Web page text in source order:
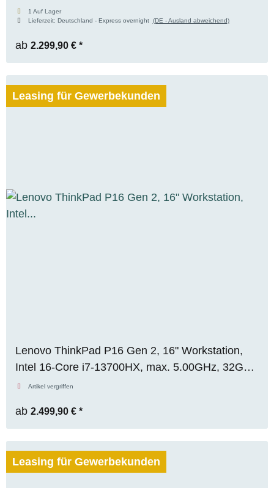
RAM, 512GB M.2 SSD, Nvidia RTX 2000 ADA
(8GB), WUXGA, WIN 11 Pro
1 Auf Lager
Lieferzeit: Deutschland - Express overnight (DE - Ausland abweichend)
ab 2.299,90 € *
Leasing für Gewerbekunden
Lenovo ThinkPad P16 Gen 2, 16" Workstation,
Intel 16-Core i7-13700HX, max. 5.00GHz, 32GB
RAM, 1TB M.2 SSD, Nvidia RTX 3500 ADA
Artikel vergriffen
ab 2.499,90 € *
Leasing für Gewerbekunden